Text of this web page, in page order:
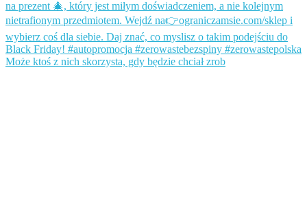
Może ktoś z nich skorzysta, gdy będzie chciał zrob